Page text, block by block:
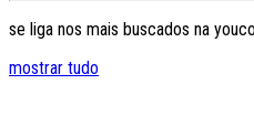
se liga nos mais buscados na
mostrar tudo